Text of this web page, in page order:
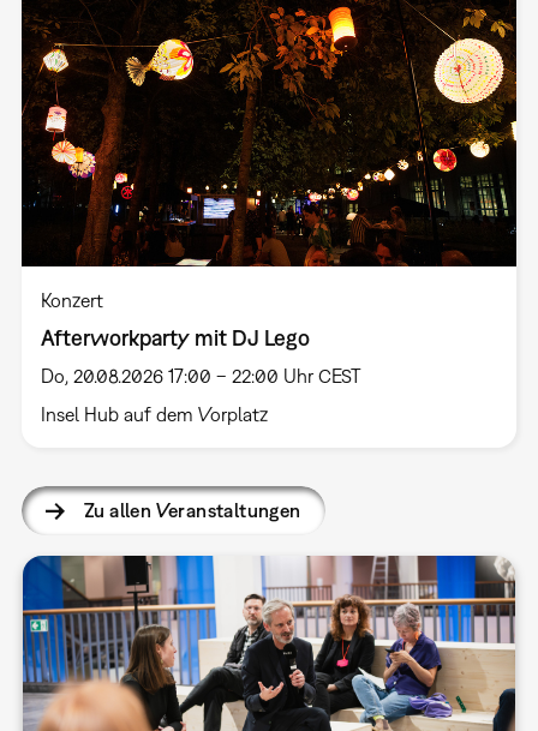
Konzert
Afterworkparty mit DJ Lego
Do, 20.08.2026 17:00 – 22:00 Uhr CEST
Insel Hub auf dem Vorplatz
Zu allen Veranstaltungen